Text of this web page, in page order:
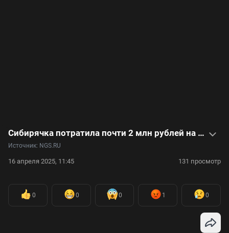
Сибирячка потратила почти 2 млн рублей на отпуск в Антарктиде — ради чего
Источник: NGS.RU
16 апреля 2025, 11:45 131 просмотр
0 0 0 1 0